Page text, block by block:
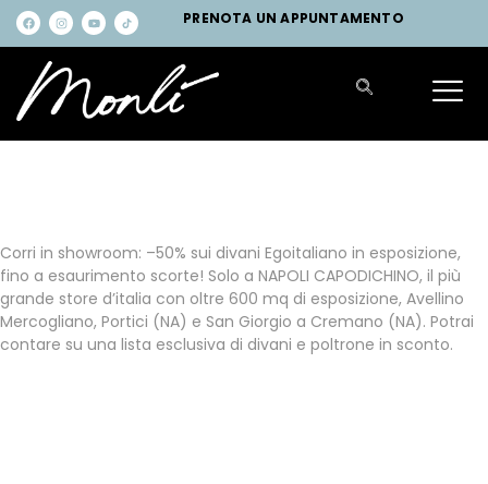
PRENOTA UN APPUNTAMENTO
Corri in showroom: –50% sui divani Egoitaliano in esposizione,
fino a esaurimento scorte! Solo a NAPOLI CAPODICHINO, il più
grande store d’italia con oltre 600 mq di esposizione, Avellino
Mercogliano, Portici (NA) e San Giorgio a Cremano (NA). Potrai
contare su una lista esclusiva di divani e poltrone in sconto.